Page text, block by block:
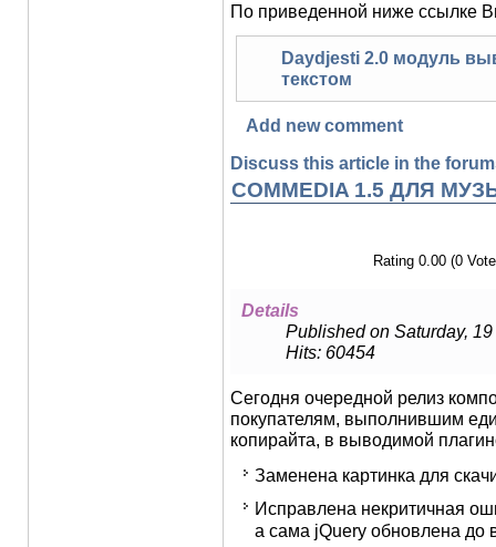
По приведенной ниже ссылке
Daydjesti 2.0 модуль
текстом
Add new comment
Discuss this article in the
COMMEDIA 1.5 ДЛЯ
Rating 0.00 (0
Details
Published on Saturday,
Hits: 60454
Сегодня очередной релиз
покупателям, выполнившим
копирайта, в выводимой
Заменена картинка для
Исправлена некритичная
а сама jQuery обновлена до